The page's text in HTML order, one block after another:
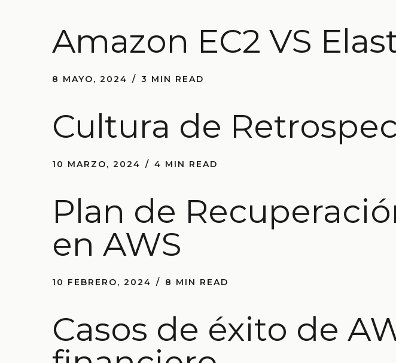
Amazon EC2 VS
8 MAYO, 2024 3 MIN READ
Cultura de
10 MARZO, 2024 4 MIN READ
Plan de
en AWS
10 FEBRERO, 2024 8 MIN READ
Casos de éxito de